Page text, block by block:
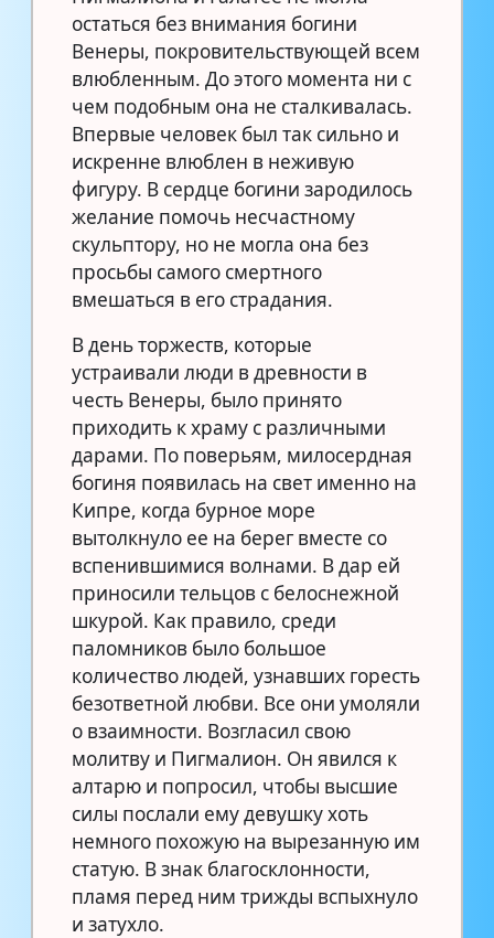
остаться без внимания богини
Венеры, покровительствующей всем
влюбленным. До этого момента ни с
чем подобным она не сталкивалась.
Впервые человек был так сильно и
искренне влюблен в неживую
фигуру. В сердце богини зародилось
желание помочь несчастному
скульптору, но не могла она без
просьбы самого смертного
вмешаться в его страдания.
В день торжеств, которые
устраивали люди в древности в
честь Венеры, было принято
приходить к храму с различными
дарами. По поверьям, милосердная
богиня появилась на свет именно на
Кипре, когда бурное море
вытолкнуло ее на берег вместе со
вспенившимися волнами. В дар ей
приносили тельцов с белоснежной
шкурой. Как правило, среди
паломников было большое
количество людей, узнавших горесть
безответной любви. Все они умоляли
о взаимности. Возгласил свою
молитву и Пигмалион. Он явился к
алтарю и попросил, чтобы высшие
силы послали ему девушку хоть
немного похожую на вырезанную им
статую. В знак благосклонности,
пламя перед ним трижды вспыхнуло
и затухло.